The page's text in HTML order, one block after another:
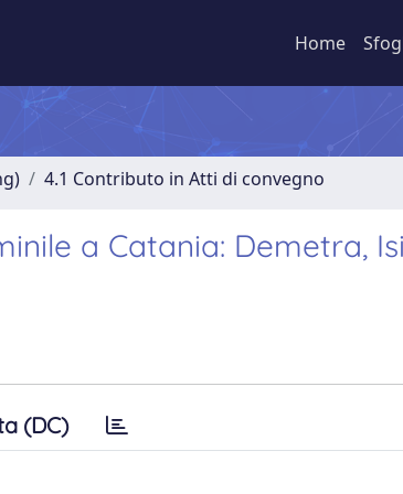
Home
4.1 Contributo in Atti di convegno
a Catania: Demetra,
(DC)